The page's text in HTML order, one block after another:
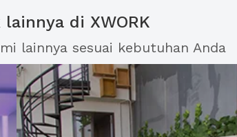
di XWORK
lainnya sesuai kebutuhan Anda